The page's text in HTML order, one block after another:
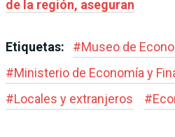
de la región, aseguran
Etiquetas: #Museo de
#Ministerio de Economía y
#Locales y extranjeros #